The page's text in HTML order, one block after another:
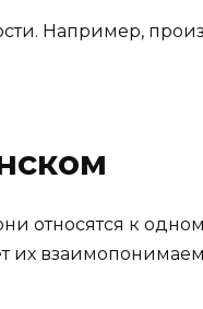
Например,
относятся к
их